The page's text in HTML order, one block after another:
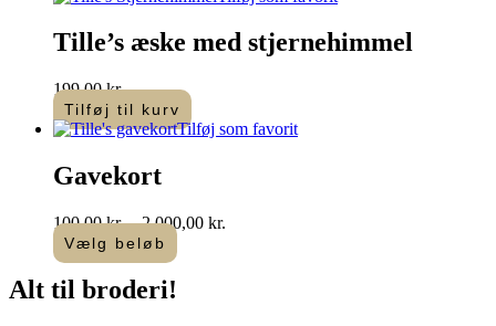
Tille’s æske med stjernehimmel
199,00kr.
Tilføj til kurv
Tilføj som favorit
Gavekort
100,00kr. – 2.000,00 kr.
Vælg beløb
Dette
vare
har
Alt til broderi!​